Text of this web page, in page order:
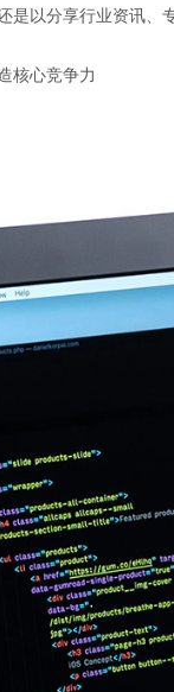
是以分享行业资讯、
核心竞争力